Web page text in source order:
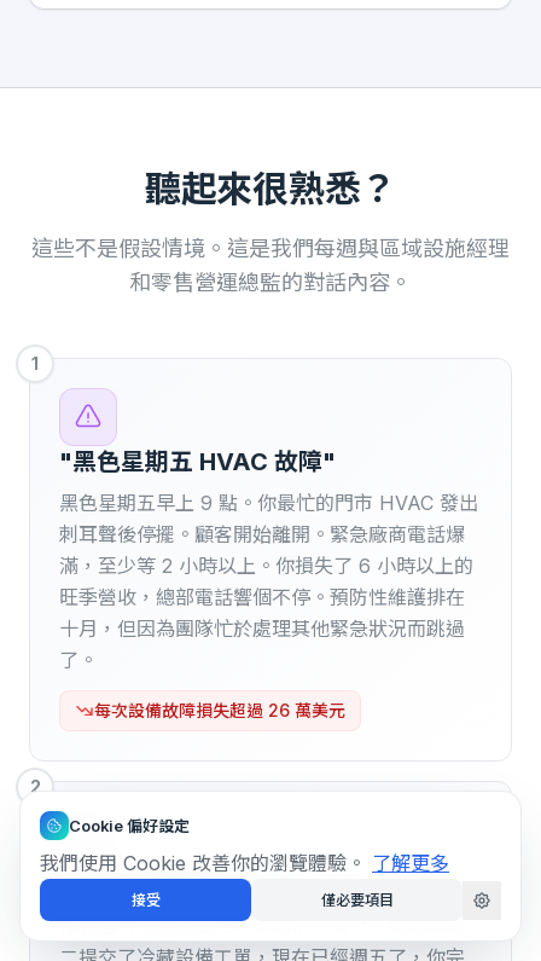
聽起來很熟悉？
這些不是假設情境。這是我們每週與區域設施經理
和零售營運總監的對話內容。
1
"黑色星期五 HVAC 故障"
黑色星期五早上 9 點。你最忙的門市 HVAC 發出
刺耳聲後停擺。顧客開始離開。緊急廠商電話爆
滿，至少等 2 小時以上。你損失了 6 小時以上的
旺季營收，總部電話響個不停。預防性維護排在
十月，但因為團隊忙於處理其他緊急狀況而跳過
了。
每次設備故障損失超過 26 萬美元
2
"第 47 號門市到底怎麼了？"
你管理 3 個區域的 50 家門市。第 47 號門市週
Cookie 偏好設定
我們使用 Cookie 改善你的瀏覽體驗。 了解更多
接受 僅必要項目